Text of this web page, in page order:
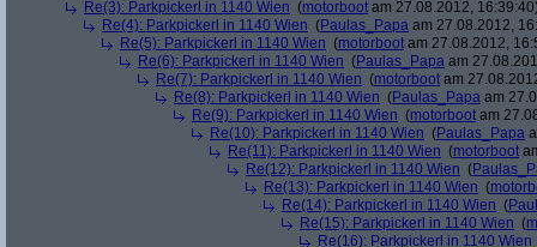
Re(3): Parkpickerl in 1140 Wien (motorboot am 27.08.2012,
Re(4): Parkpickerl in 1140 Wien (Paulas_Papa am 27.08.2012,
Re(5): Parkpickerl in 1140 Wien (motorboot am 27.08.2012,
Re(6): Parkpickerl in 1140 Wien (Paulas_Papa am
Re(7): Parkpickerl in 1140 Wien (motorboot am
Re(8): Parkpickerl in 1140 Wien (Paulas_Papa am
Re(9): Parkpickerl in 1140 Wien (motorboot am
Re(10): Parkpickerl in 1140 Wien (Paulas_Papa
Re(11): Parkpickerl in 1140 Wien (motorboot
Re(12): Parkpickerl in 1140 Wien (
Re(13): Parkpickerl in 1140 Wien (
Re(14): Parkpickerl in 1140 Wien (
Re(15): Parkpickerl in 1140 Wien (
Re(16): Parkpickerl in 1140 Wien